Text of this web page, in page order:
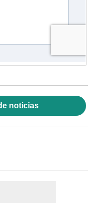
noticias